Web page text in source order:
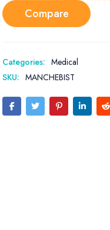
Compare
Categories: Medical
SKU: MANCHEBIST